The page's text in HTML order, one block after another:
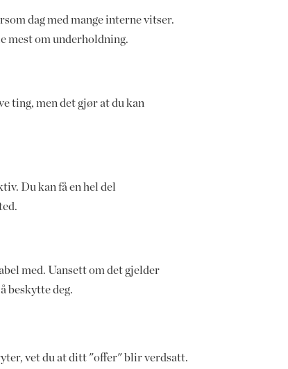
dag med mange interne vitser.
mest om underholdning.
ting, men det gjør at du kan
Du kan få en hel del
med. Uansett om det gjelder
beskytte deg.
vet du at ditt "offer" blir verdsatt.